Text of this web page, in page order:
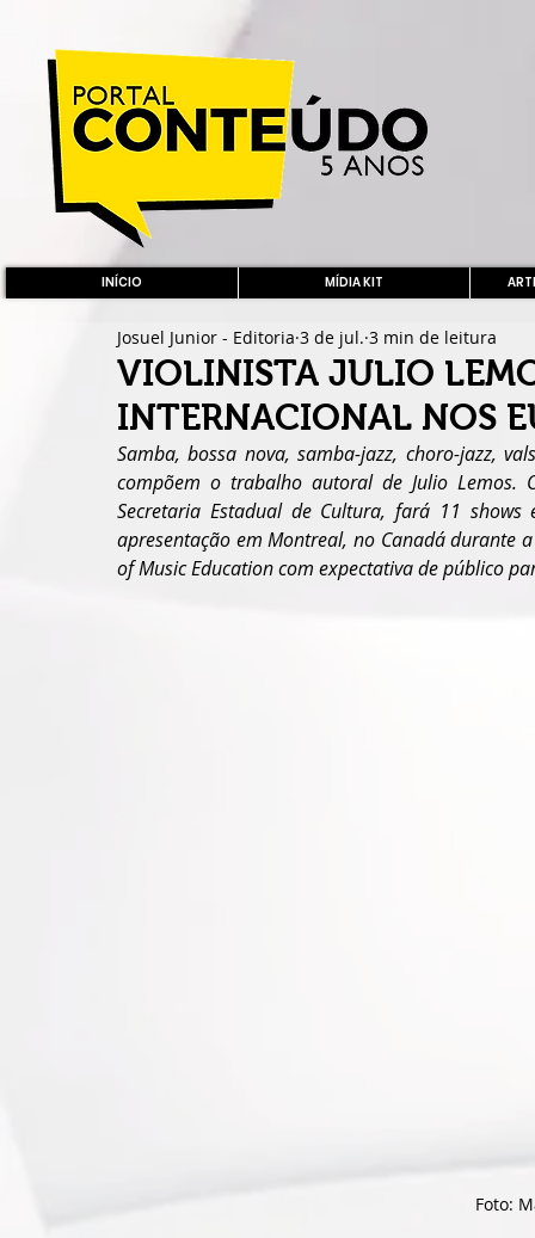
INÍCIO MÍDIA KIT
VIOLINISTA JULIO
INTERNACIONAL NOS
Josuel Junior - Editoria 3 de jul. 3 min de leitura
Samba, bossa nova, samba-jazz, choro-jazz,
compõem o trabalho autoral de Julio Lemos.
Secretaria Estadual de Cultura, fará 11
apresentação em Montreal, no Canadá durante
of Music Education com expectativa de público
Foto: